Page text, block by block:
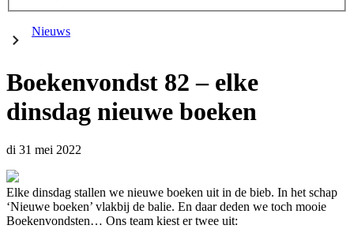
Nieuws
Boekenvondst 82 – elke
dinsdag nieuwe boeken
di 31 mei 2022
Elke dinsdag stallen we nieuwe boeken uit in de bieb. In het schap
‘Nieuwe boeken’ vlakbij de balie. En daar deden we toch mooie
Boekenvondsten… Ons team kiest er twee uit: